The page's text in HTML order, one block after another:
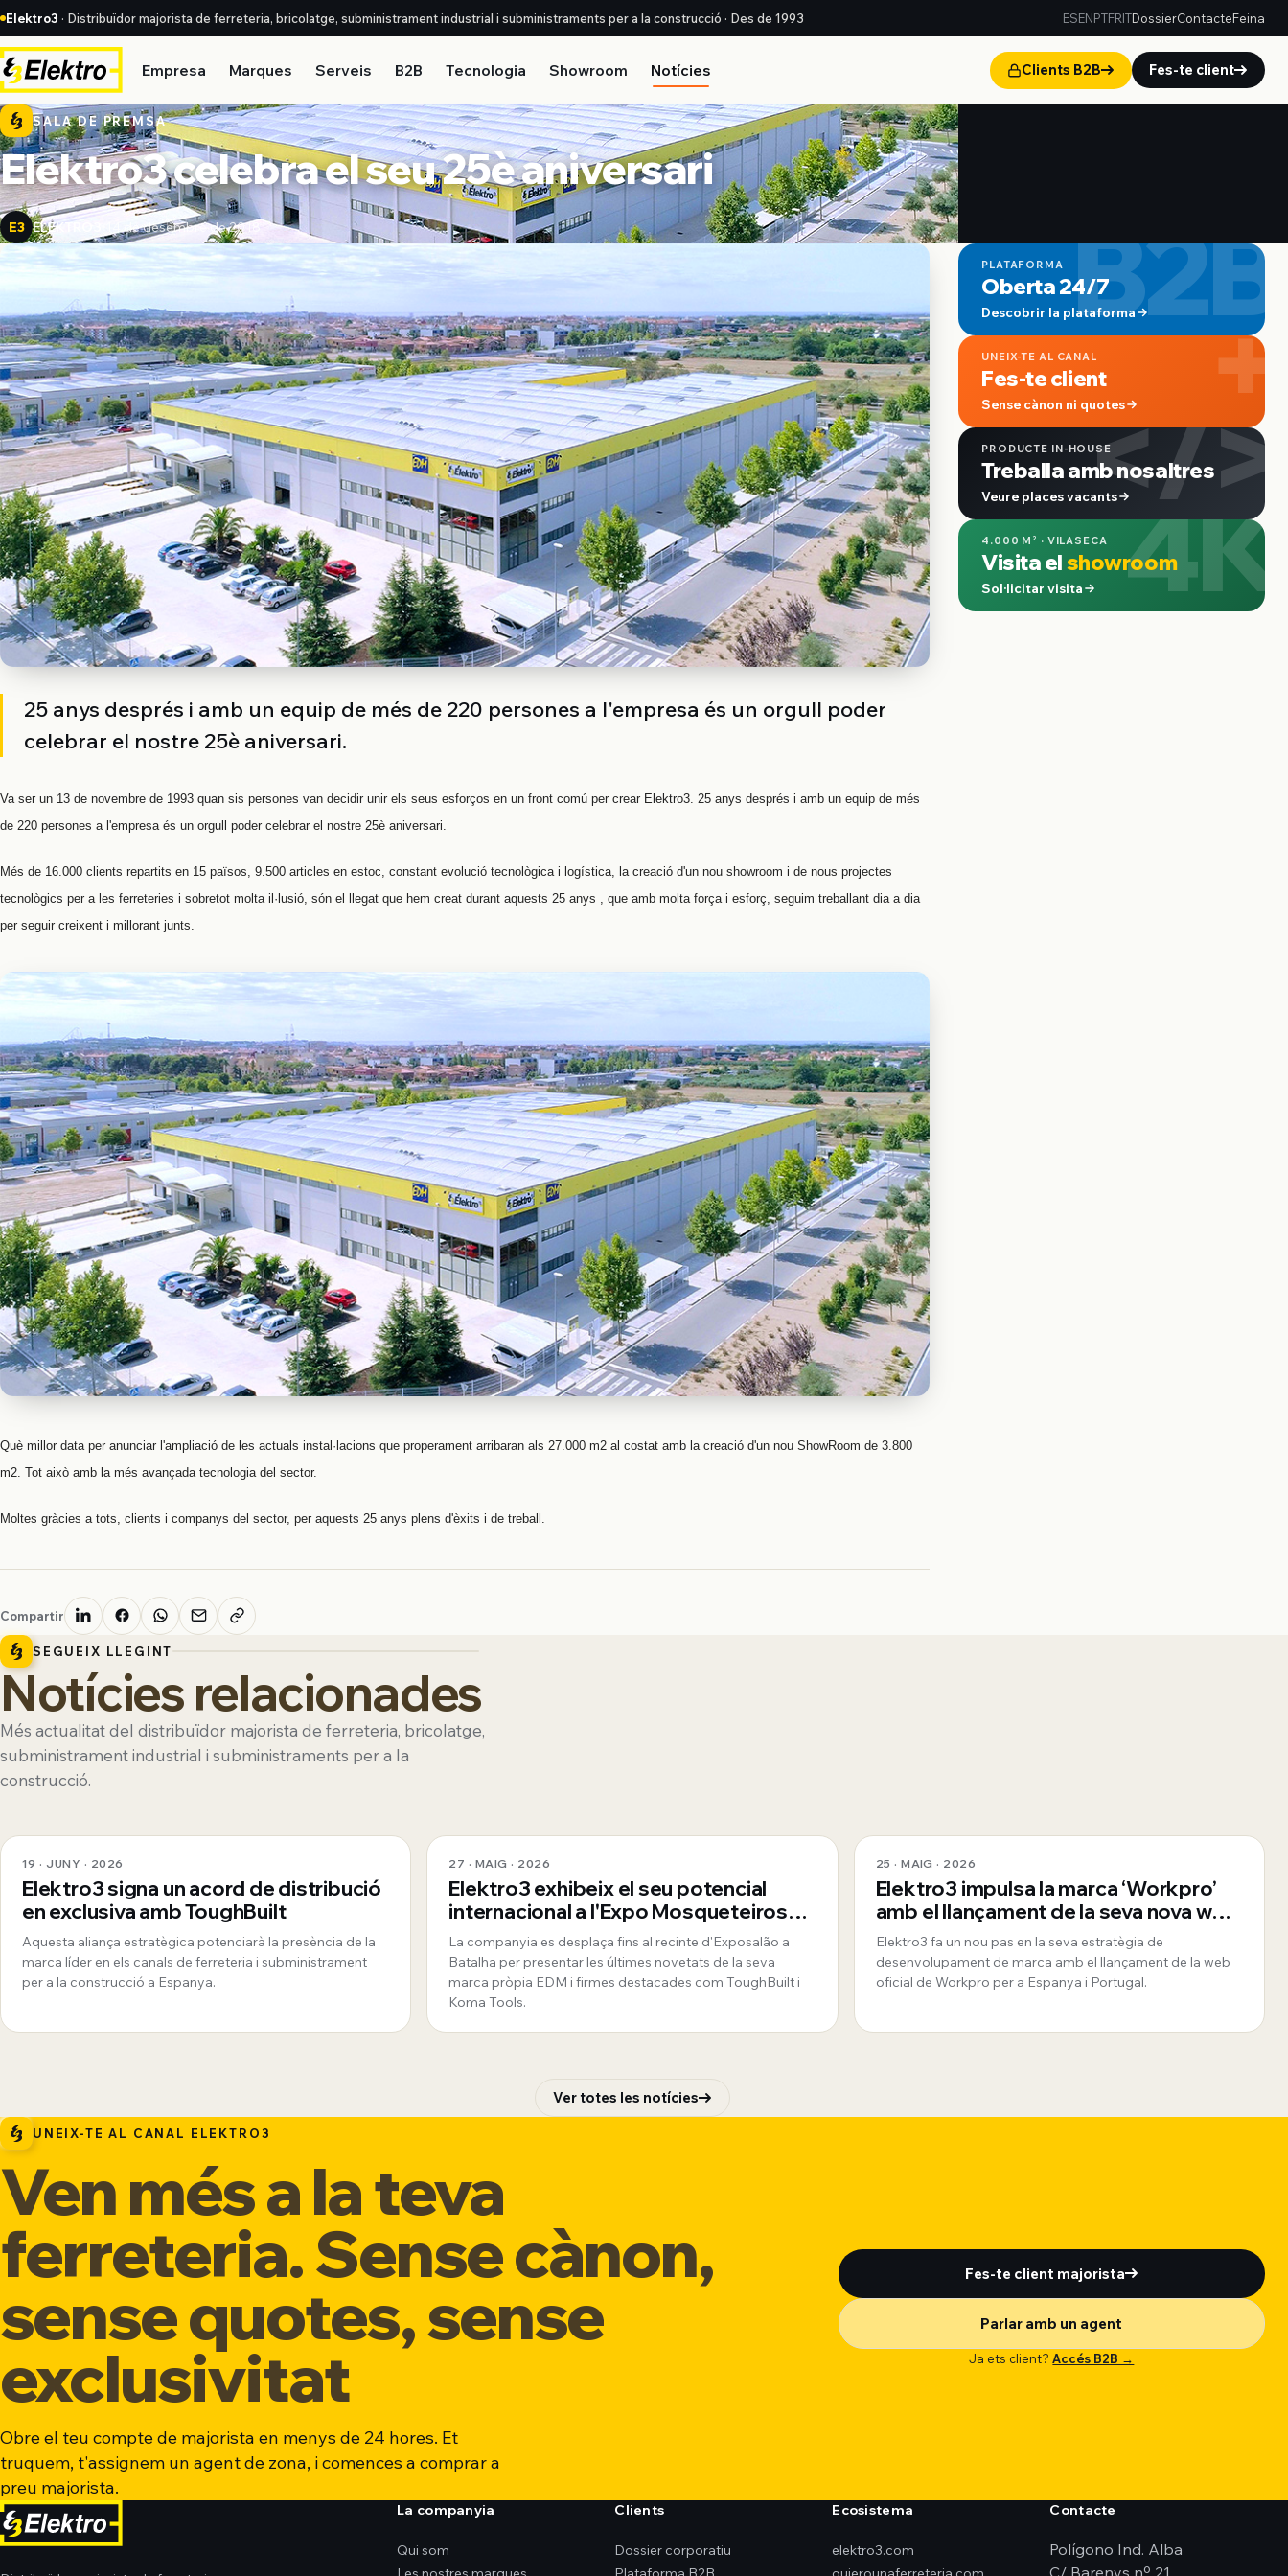
Elektro3 · Distribuïdor majorista de ferreteria, bricolatge, subministrament industrial i subministraments per a la construcció · Des de 1993 ESENPTFRITDossierContacteFeina
Empresa Marques Serveis B2B Tecnologia Showroom Notícies Clients B2B Fes-te client
SALA DE PREMSA
Elektro3 celebra el seu 25è aniversari
E3 ELEKTRO3 14 de desembre de 2018
25 anys després i amb un equip de més de 220 persones a l'empresa és un orgull poder
celebrar el nostre 25è aniversari.
Va ser un 13 de novembre de 1993 quan sis persones van decidir unir els seus esforços en un front comú per crear Elektro3. 25 anys després i amb un equip de més
de 220 persones a l'empresa és un orgull poder celebrar el nostre 25è aniversari.
Més de 16.000 clients repartits en 15 països, 9.500 articles en estoc, constant evolució tecnològica i logística, la creació d'un nou showroom i de nous projectes
tecnològics per a les ferreteries i sobretot molta il·lusió, són el llegat que hem creat durant aquests 25 anys , que amb molta força i esforç, seguim treballant dia a dia
per seguir creixent i millorant junts.
Què millor data per anunciar l'ampliació de les actuals instal·lacions que properament arribaran als 27.000 m2 al costat amb la creació d'un nou ShowRoom de 3.800
m2. Tot això amb la més avançada tecnologia del sector.
Moltes gràcies a tots, clients i companys del sector, per aquests 25 anys plens d'èxits i de treball.
Compartir
B2B
PLATAFORMA
Oberta 24/7
Descobrir la plataforma +
UNEIX-TE AL CANAL
Fes-te client
Sense cànon ni quotes</>
PRODUCTE IN-HOUSE
Treballa amb nosaltres
Veure places vacants 4K
4.000 M² · VILASECA
Visita elshowroom
Sol·licitar visita
SEGUEIX LLEGINT
Notícies relacionades
Més actualitat del distribuïdor majorista de ferreteria, bricolatge,
subministrament industrial i subministraments per a la
construcció.
19 · JUNY · 2026
Elektro3 signa un acord de distribució
en exclusiva amb ToughBuilt
Aquesta aliança estratègica potenciarà la presència de la
marca líder en els canals de ferreteria i subministrament
per a la construcció a Espanya.
27 · MAIG · 2026
Elektro3 exhibeix el seu potencial
internacional a l'Expo Mosqueteiros
de Portugal
La companyia es desplaça fins al recinte d'Exposalão a
Batalha per presentar les últimes novetats de la seva
marca pròpia EDM i firmes destacades com ToughBuilt i
Koma Tools.
25 · MAIG · 2026
Elektro3 impulsa la marca ‘Workpro’
amb el llançament de la seva nova web
oficial per a Espanya i Portugal
Elektro3 fa un nou pas en la seva estratègia de
desenvolupament de marca amb el llançament de la web
oficial de Workpro per a Espanya i Portugal.
Ver totes les notícies
UNEIX-TE AL CANAL ELEKTRO3
Ven més a la teva
ferreteria. Sense cànon,
sense quotes, sense
exclusivitat
Obre el teu compte de majorista en menys de 24 hores. Et
truquem, t'assignem un agent de zona, i comences a comprar a
preu majorista.
Fes-te client majorista
Parlar amb un agent
Ja ets client?Accés B2B →
La companyia
Qui som
Clients
Dossier corporatiu
Ecosistema
elektro3.com
Contacte
Polígono Ind. Alba
C/ Barenys nº 21